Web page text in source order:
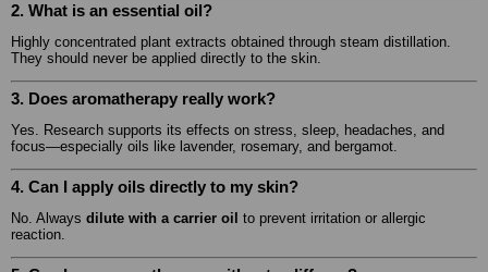
2. What is an essential oil?
Highly concentrated plant extracts obtained through steam distillation.
They should never be applied directly to the skin.
3. Does aromatherapy really work?
Yes. Research supports its effects on stress, sleep, headaches, and
focus—especially oils like lavender, rosemary, and bergamot.
4. Can I apply oils directly to my skin?
No. Always dilute with a carrier oil to prevent irritation or allergic
reaction.